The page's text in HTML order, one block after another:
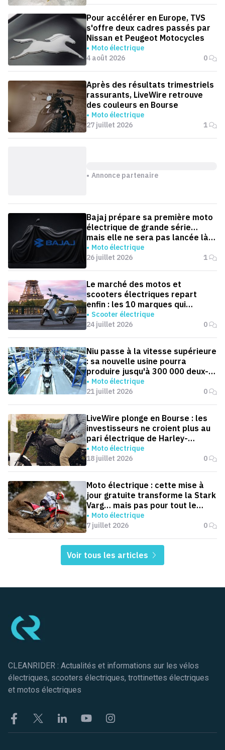
Pour accélérer en Europe, TVS
s'offre deux cadres passés par
Nissan et Peugeot Motocycles
Moto électrique
4 août 2026
0
Après des résultats trimestriels
rassurants, LiveWire retrouve
des couleurs en Bourse
Moto électrique
27 juillet 2026
1
Annonce partenaire
Bajaj prépare sa première moto
électrique de grande série…
mais elle ne sera pas lancée là
où on l'attend
Moto électrique
26 juillet 2026
1
Le marché des motos et
scooters électriques repart
enfin : les 10 marques qui
dominent la France
Scooter électrique
24 juillet 2026
0
Niu passe à la vitesse supérieure
: sa nouvelle usine pourra
produire jusqu'à 300 000 deux-
roues électriques par an
Moto électrique
21 juillet 2026
0
LiveWire plonge en Bourse : les
investisseurs ne croient plus au
pari électrique de Harley-
Davidson
Moto électrique
18 juillet 2026
0
Moto électrique : cette mise à
jour gratuite transforme la Stark
Varg… mais pas pour tout le
monde
Moto électrique
7 juillet 2026
0
Voir tous les articles
CLEANRIDER : Actualités et informations sur les vélos
électriques, scooters électriques, trottinettes électriques
et motos électriques
FacebookTwitter LinkekinYoutubeInstagram